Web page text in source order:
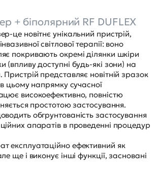
+ біполярний RF DUFLEX
це новітнє унікальний пристрій,
світлової терапії: воно
покривають окремі ділянки шкіри
(впливу доступні будь-які зони) на
Пристрій представляє новітній зразок
в цьому напрямку сучасної
високоефективно, повністю
простотою застосування.
обгрунтованість застосування
апаратів в проведенні процедур
експлуатаційно ефективний як
ще і виконує інші функції, засновані